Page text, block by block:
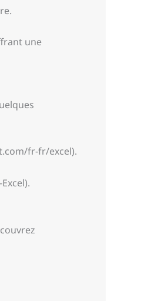
une
fr-fr/excel).